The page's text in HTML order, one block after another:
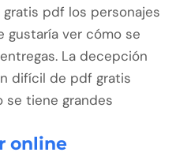
pdf los personajes
gustaría ver cómo se
La decepción
difícil de pdf gratis
se tiene grandes
online